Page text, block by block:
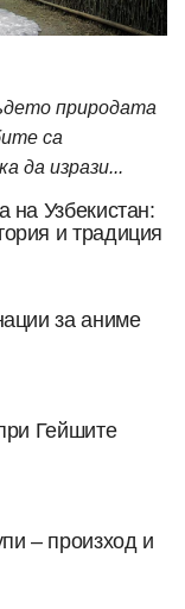
природата
са
да изрази...
на Узбекистан:
и традиция
за аниме
Гейшите
– произход и